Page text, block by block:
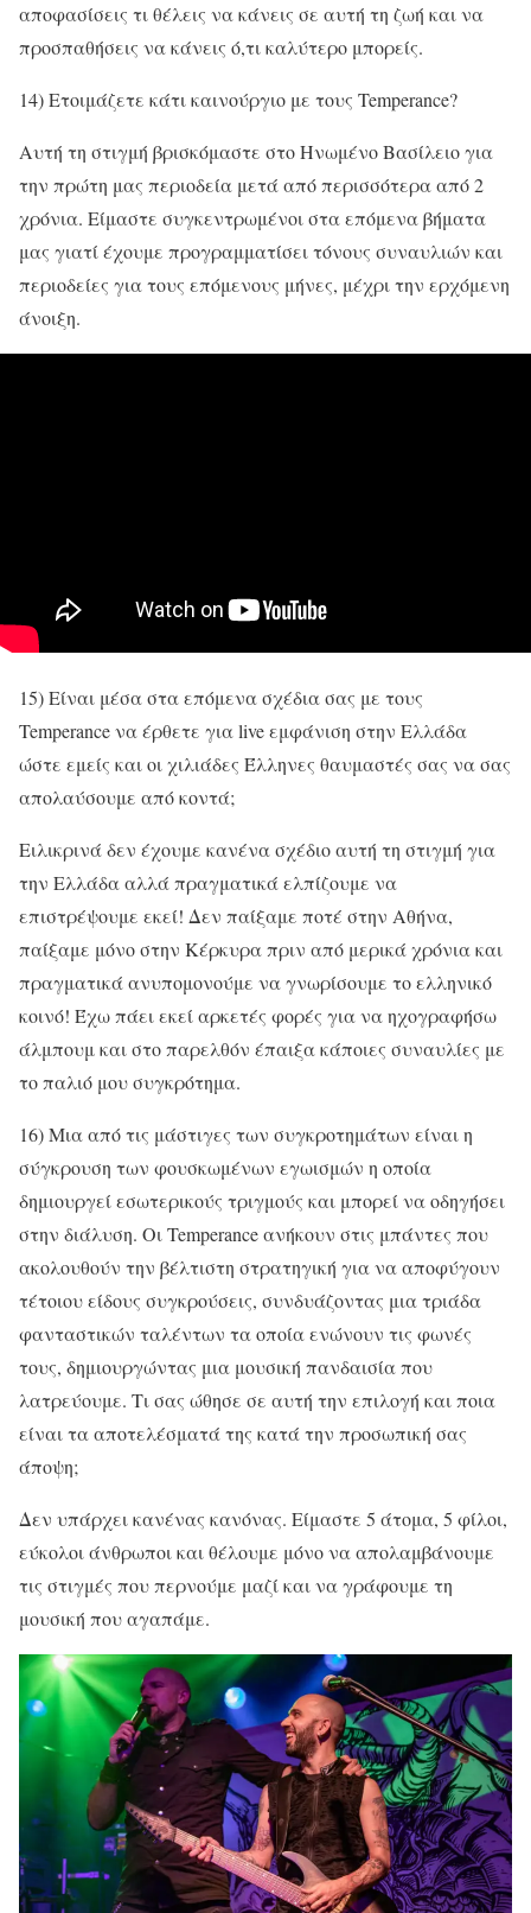
αποφασίσεις τι θέλεις να κάνεις σε αυτή τη ζωή και να
προσπαθήσεις να κάνεις ό,τι καλύτερο μπορείς.
14) Ετοιμάζετε κάτι καινούργιο με τους Temperance?
Αυτή τη στιγμή βρισκόμαστε στο Ηνωμένο Βασίλειο για
την πρώτη μας περιοδεία μετά από περισσότερα από 2
χρόνια. Είμαστε συγκεντρωμένοι στα επόμενα βήματα
μας γιατί έχουμε προγραμματίσει τόνους συναυλιών και
περιοδείες για τους επόμενους μήνες, μέχρι την ερχόμενη
άνοιξη.
15) Είναι μέσα στα επόμενα σχέδια σας με τους
Temperance να έρθετε για live εμφάνιση στην Ελλάδα
ώστε εμείς και οι χιλιάδες Έλληνες θαυμαστές σας να σας
απολαύσουμε από κοντά;
Ειλικρινά δεν έχουμε κανένα σχέδιο αυτή τη στιγμή για
την Ελλάδα αλλά πραγματικά ελπίζουμε να
επιστρέψουμε εκεί! Δεν παίξαμε ποτέ στην Αθήνα,
παίξαμε μόνο στην Κέρκυρα πριν από μερικά χρόνια και
πραγματικά ανυπομονούμε να γνωρίσουμε το ελληνικό
κοινό! Έχω πάει εκεί αρκετές φορές για να ηχογραφήσω
άλμπουμ και στο παρελθόν έπαιξα κάποιες συναυλίες με
το παλιό μου συγκρότημα.
16) Μια από τις μάστιγες των συγκροτημάτων είναι η
σύγκρουση των φουσκωμένων εγωισμών η οποία
δημιουργεί εσωτερικούς τριγμούς και μπορεί να οδηγήσει
στην διάλυση. Οι Temperance ανήκουν στις μπάντες που
ακολουθούν την βέλτιστη στρατηγική για να αποφύγουν
τέτοιου είδους συγκρούσεις, συνδυάζοντας μια τριάδα
φανταστικών ταλέντων τα οποία ενώνουν τις φωνές
τους, δημιουργώντας μια μουσική πανδαισία που
λατρεύουμε. Τι σας ώθησε σε αυτή την επιλογή και ποια
είναι τα αποτελέσματά της κατά την προσωπική σας
άποψη;
Δεν υπάρχει κανένας κανόνας. Είμαστε 5 άτομα, 5 φίλοι,
εύκολοι άνθρωποι και θέλουμε μόνο να απολαμβάνουμε
τις στιγμές που περνούμε μαζί και να γράφουμε τη
μουσική που αγαπάμε.